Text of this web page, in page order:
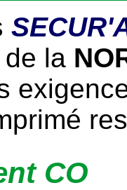
la
CO